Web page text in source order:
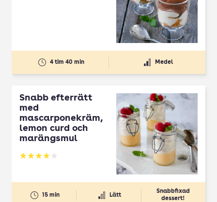
4 tim 40 min Medel
Snabb efterrätt
med
mascarponekräm,
lemon curd och
marängsmul
Betyg: 3.9 av 5
15 min Lätt
Snabbfixad
dessert!